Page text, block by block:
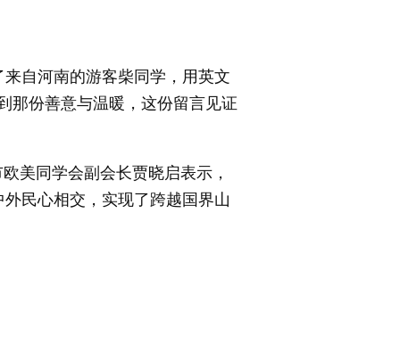
自河南的游客柴同学，用英文
那份善意与温暖，这份留言见证
同学会副会长贾晓启表示，
民心相交，实现了跨越国界山